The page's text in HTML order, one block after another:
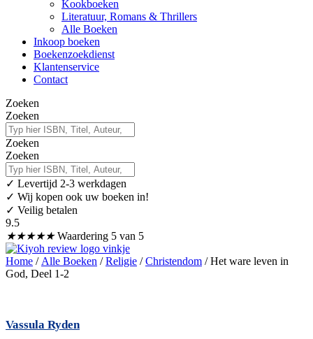
Kookboeken
Literatuur, Romans & Thrillers
Alle Boeken
Inkoop boeken
Boekenzoekdienst
Klantenservice
Contact
Zoeken
Zoeken
Zoeken
Zoeken
✓ Levertijd 2-3 werkdagen
✓ Wij kopen ook uw boeken in!
✓ Veilig betalen
9.5
★★★★★ Waardering 5 van 5
Home / Alle Boeken /Religie /Christendom / Het ware leven in
God, Deel 1-2
Vassula Ryden